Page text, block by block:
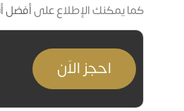
كما يمكنك الإطلاع علىأفضل
احجز الاَن